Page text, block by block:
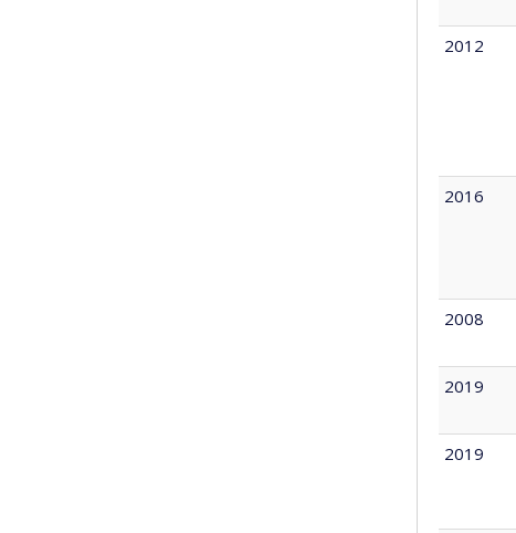
2012
2016
2008
2019
2019